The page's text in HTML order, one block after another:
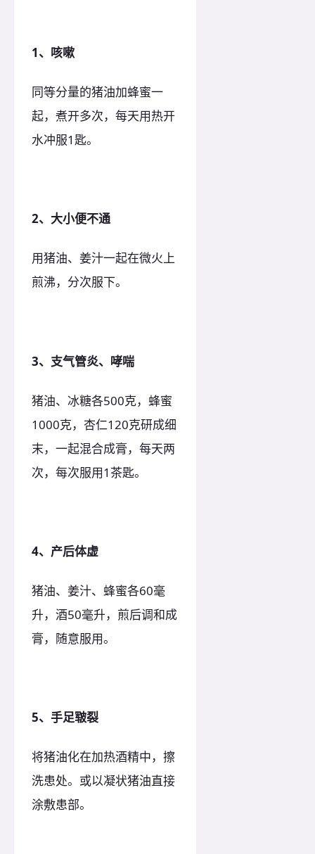
1、咳嗽
同等分量的猪油加蜂蜜一
起，煮开多次，每天用热开
水冲服1匙。
2、大小便不通
用猪油、姜汁一起在微火上
煎沸，分次服下。
3、支气管炎、哮喘
猪油、冰糖各500克，蜂蜜
1000克，杏仁120克研成细
末，一起混合成膏，每天两
次，每次服用1茶匙。
4、产后体虚
猪油、姜汁、蜂蜜各60毫
升，酒50毫升，煎后调和成
膏，随意服用。
5、手足皲裂
将猪油化在加热酒精中，擦
洗患处。或以凝状猪油直接
涂敷患部。